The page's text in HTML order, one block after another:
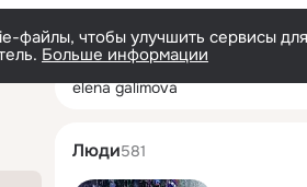
файлы, чтобы улучшить сервисы
Больше информации
elena galimova
Люди581